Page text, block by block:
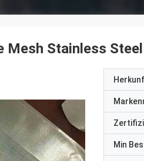
Mesh Stainless
Min